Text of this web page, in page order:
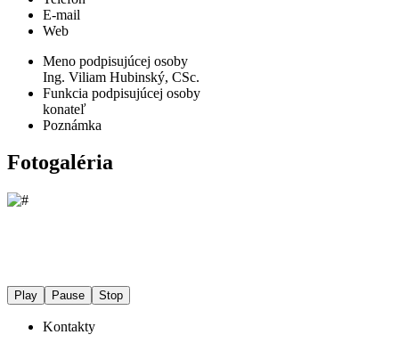
E-mail
Web
Meno podpisujúcej osoby
Ing. Viliam Hubinský, CSc.
Funkcia podpisujúcej osoby
konateľ
Poznámka
Fotogaléria
Play Pause Stop
Kontakty